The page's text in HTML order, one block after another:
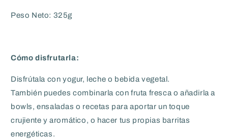
Peso Neto: 325g
Cómo disfrutarla:
Disfrútala con yogur, leche o bebida vegetal.
También puedes combinarla con fruta fresca o añadirla a
bowls, ensaladas o recetas para aportar un toque
crujiente y aromático, o hacer tus propias barritas
energéticas.